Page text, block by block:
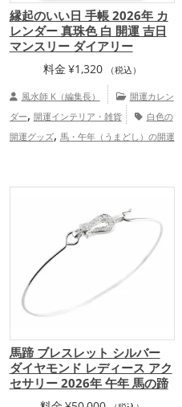
縁起のいい日 手帳 2026年 カ
レンダー 真珠色 白 開運 吉日
マンスリー ダイアリー
料金 ¥1,320 （税込）
風水師 K（編集長）
開運カレン
ダー, 開運インテリア・雑貨
白色の
開運グッズ, 馬・午年（うまどし）の開運
家庭運・家族運アップ,総合運・全体運ア
馬蹄 ブレスレット シルバー
ダイヤモンド レディース アク
セサリー 2026年 午年 馬の蹄